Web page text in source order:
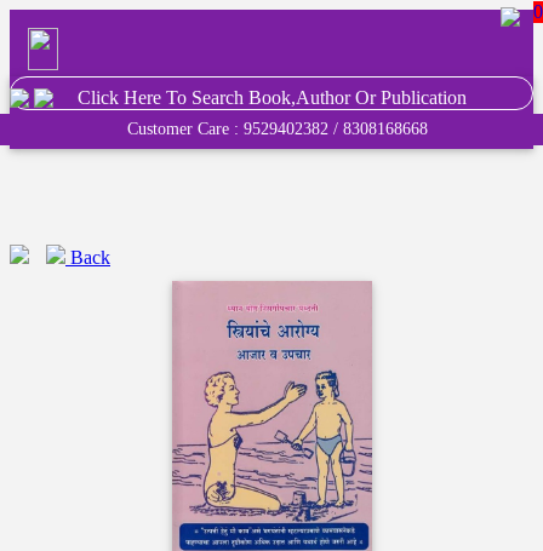
0
Click Here To Search Book,Author Or Publication
Customer Care : 9529402382 / 8308168668
Back